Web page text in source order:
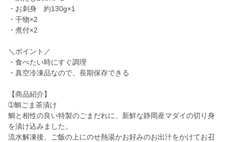
・お刺身 約130g×1
・干物×2
・煮付×2
＼ポイント／
・食べたい時にすぐ調理
・真空冷凍品なので、長期保存できる
【商品紹介】
➀鯛ごま茶漬け
鯛と相性の良い特製のごまだれに、新鮮な静岡産マダイの切り身
を漬け込みました。
流水解凍後、ご飯の上にのせ熱湯かお好みのお出汁をかけてお召